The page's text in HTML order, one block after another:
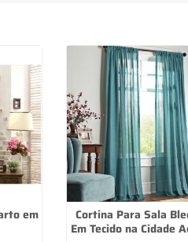
em
Cortina Para Sala
Em Tecido na Cidade